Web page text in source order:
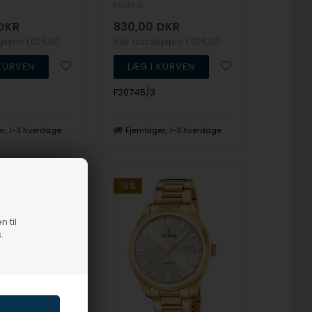
til
1-3 hverdage
830,00 DKR
F20745/3
Fjernlager 1-3 hverdage
19%